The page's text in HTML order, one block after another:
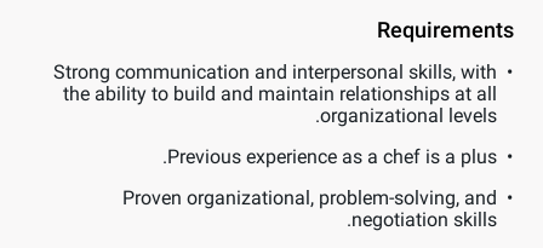
Requirements
Strong communication and interpersonal skills, with
the ability to build and maintain relationships at all
organizational levels.
Previous experience as a chef is a plus.
Proven organizational, problem-solving, and
negotiation skills.